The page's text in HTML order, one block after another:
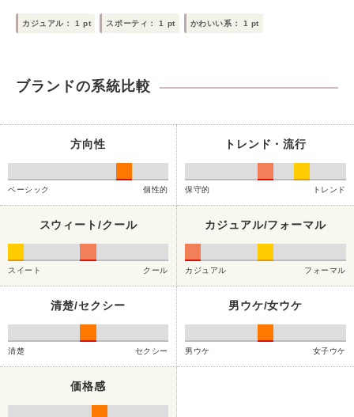
カジュアル：1pt スポーティ：1 pt かわいい系： 1 pt
ブランドの系統比較
方向性
ベーシック 個性的
トレンド・流行
保守的 トレンド
スウィート/クール
スイート クール
カジュアル/フォーマル
カジュアル フォーマル
清楚/セクシー
清楚 セクシー
男ウケ/女ウケ
男ウケ 女子ウケ
価格感